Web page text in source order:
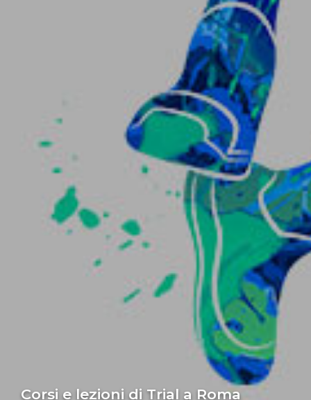
Corsi e lezioni di Trial a Roma